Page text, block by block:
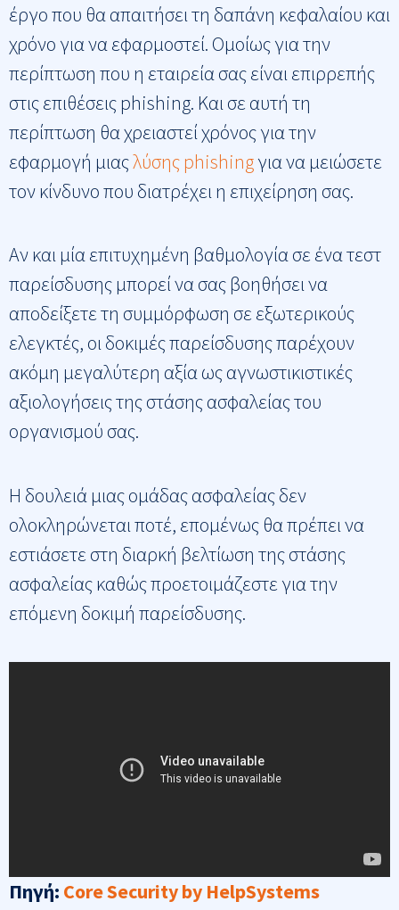
έργο που θα απαιτήσει τη δαπάνη κεφαλαίου και
χρόνο για να εφαρμοστεί. Ομοίως για την
περίπτωση που η εταιρεία σας είναι επιρρεπής
στις επιθέσεις phishing. Και σε αυτή τη
περίπτωση θα χρειαστεί χρόνος για την
εφαρμογή μιαςλύσης phishingγια να μειώσετε
τον κίνδυνο που διατρέχει η επιχείρηση σας.
Αν και μία επιτυχημένη βαθμολογία σε ένα τεστ
παρείσδυσης μπορεί να σας βοηθήσει να
αποδείξετε τη συμμόρφωση σε εξωτερικούς
ελεγκτές, οι δοκιμές παρείσδυσης παρέχουν
ακόμη μεγαλύτερη αξία ως αγνωστικιστικές
αξιολογήσεις της στάσης ασφαλείας του
οργανισμού σας.
Η δουλειά μιας ομάδας ασφαλείας δεν
ολοκληρώνεται ποτέ, επομένως θα πρέπει να
εστιάσετε στη διαρκή βελτίωση της στάσης
ασφαλείας καθώς προετοιμάζεστε για την
επόμενη δοκιμή παρείσδυσης.
Πηγή: Core Security by HelpSystems